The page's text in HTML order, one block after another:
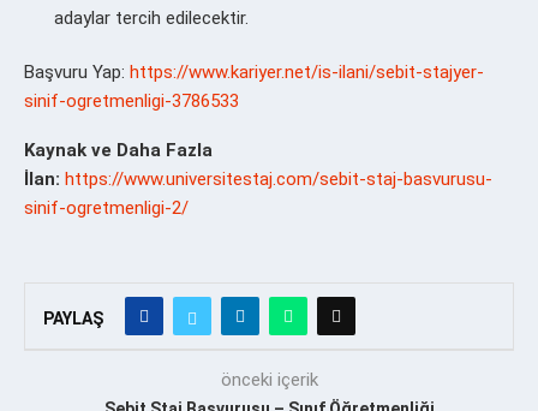
adaylar tercih edilecektir.
Başvuru Yap: https://www.kariyer.net/is-ilani/sebit-stajyer-
sinif-ogretmenligi-3786533
Kaynak ve Daha Fazla
İlan: https://www.universitestaj.com/sebit-staj-basvurusu-
sinif-ogretmenligi-2/
PAYLAŞ
önceki içerik